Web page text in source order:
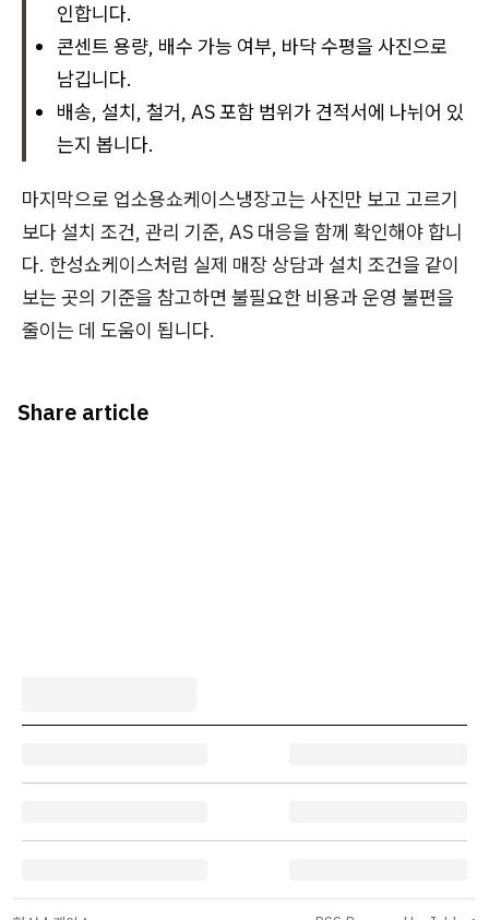
인합니다.
콘센트 용량, 배수 가능 여부, 바닥 수평을 사진으로
남깁니다.
배송, 설치, 철거, AS 포함 범위가 견적서에 나뉘어 있
는지 봅니다.
마지막으로 업소용쇼케이스냉장고는 사진만 보고 고르기
보다 설치 조건, 관리 기준, AS 대응을 함께 확인해야 합니
다. 한성쇼케이스처럼 실제 매장 상담과 설치 조건을 같이
보는 곳의 기준을 참고하면 불필요한 비용과 운영 불편을
줄이는 데 도움이 됩니다.
Share article